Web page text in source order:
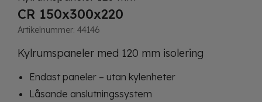
CR 150x300x220
Artikelnummer: 44146
Kylrumspaneler med 120 mm isolering
Endast paneler – utan kylenheter
Låsande anslutningssystem